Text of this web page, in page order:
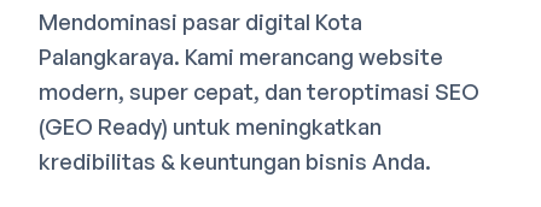
Bahasa Indonesia English 中文
Mendominasi pasar digital Kota
Palangkaraya. Kami merancang website
modern, super cepat, dan teroptimasi SEO
(GEO Ready) untuk meningkatkan
kredibilitas & keuntungan bisnis Anda.